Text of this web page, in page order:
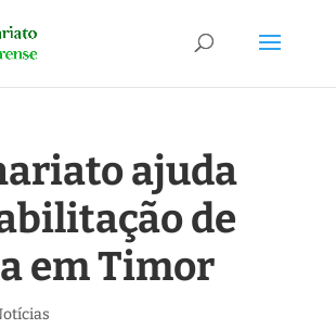
ajuda
de
em Timor